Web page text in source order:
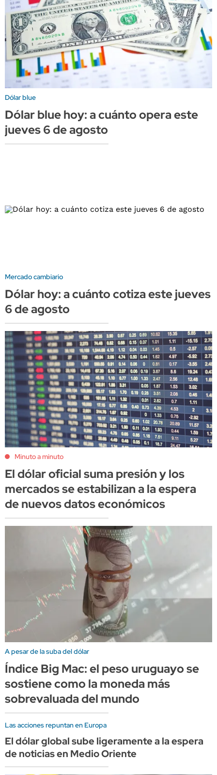
Dólar blue
Dólar blue hoy: a cuánto opera este
jueves 6 de agosto
Mercado cambiario
Dólar hoy: a cuánto cotiza este jueves
6 de agosto
Minuto a minuto
El dólar oficial suma presión y los
mercados se estabilizan a la espera
de nuevos datos económicos
A pesar de la suba del dólar
Índice Big Mac: el peso uruguayo se
sostiene como la moneda más
sobrevaluada del mundo
Las acciones repuntan en Europa
El dólar global sube ligeramente a la espera
de noticias en Medio Oriente